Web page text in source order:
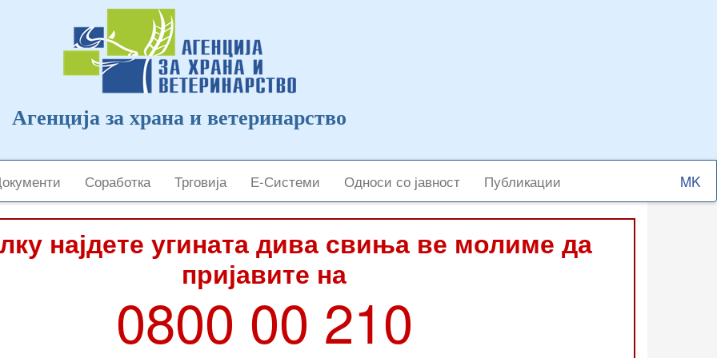
Агенција за храна и ветеринарство
Соработка Трговија Е-Системи Односи со јавност Публикации
Select
your
најдете угината дива свиња ве молиме да
пријавите на
0800 00 210